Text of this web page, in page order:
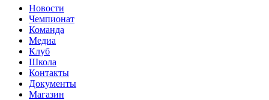
Новости
Чемпионат
Команда
Медиа
Клуб
Школа
Контакты
Документы
Магазин